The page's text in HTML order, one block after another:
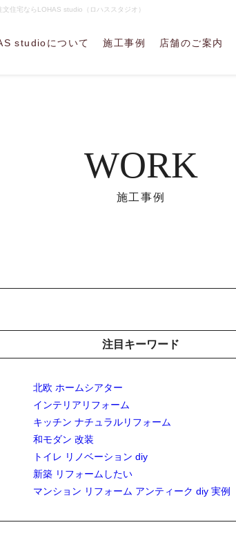
住宅ならLOHAS studio（ロハススタジオ）
studioについて 施工事例 店舗のご案内
WORK
施工事例
注目キーワード
北欧 ホームシアター
インテリアリフォーム
キッチン ナチュラルリフォーム
和モダン 改装
トイレ リノベーション diy
新築 リフォームしたい
マンション リフォーム アンティーク diy 実例